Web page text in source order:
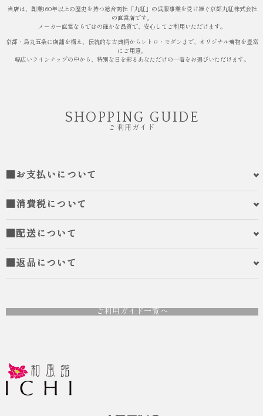
当店は、創業160年以上の歴史を持つ総合商社「丸紅」の呉服事業を受け継ぐ京都丸紅株式会社
の直営店です。
メーカー直営ならではの確かな品質で、安心してご利用いただけます。
京都・烏丸五条に店舗を構え、伝統的な古典柄からレトロ・モダンまで、オリジナル着物を豊富
にご用意。
幅広いラインナップの中から、特別な日を彩るあなただけの一着をお選びいただけます。
SHOPPING GUIDE
ご利用ガイド
■お支払いについて
■消費税について
■配送について
■返品について
ご利用ガイド一覧へ